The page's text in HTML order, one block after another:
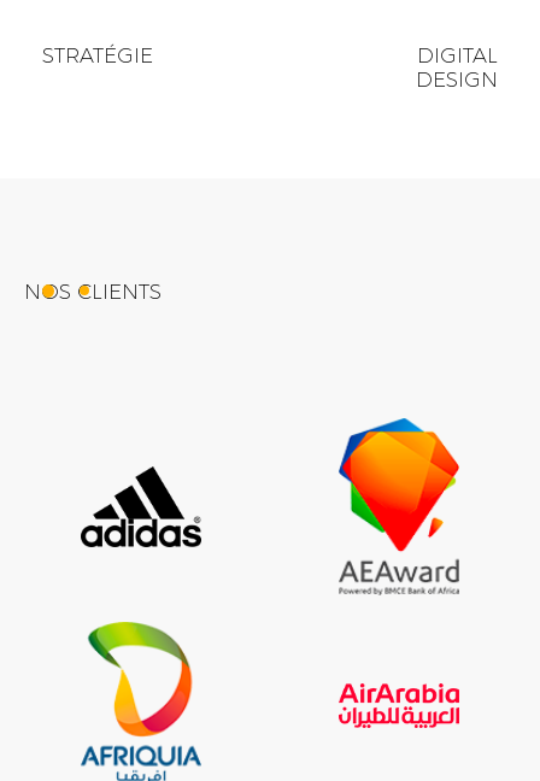
STRATÉGIE
DIGITAL
DESIGN
NOS CLIENTS